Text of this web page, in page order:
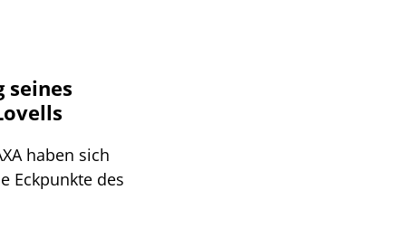
seines
haben sich
Eckpunkte des